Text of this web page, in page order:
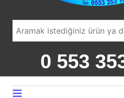
0 553